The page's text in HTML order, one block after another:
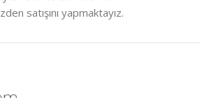
satışını yapmaktayız.